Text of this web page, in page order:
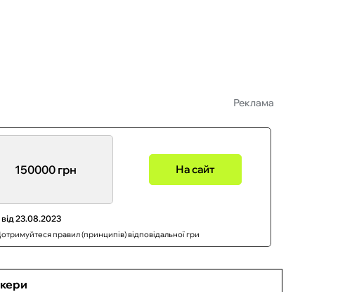
Реклама
150000 грн На сайт
23.08.2023
правил (принципів) відповідальної гри